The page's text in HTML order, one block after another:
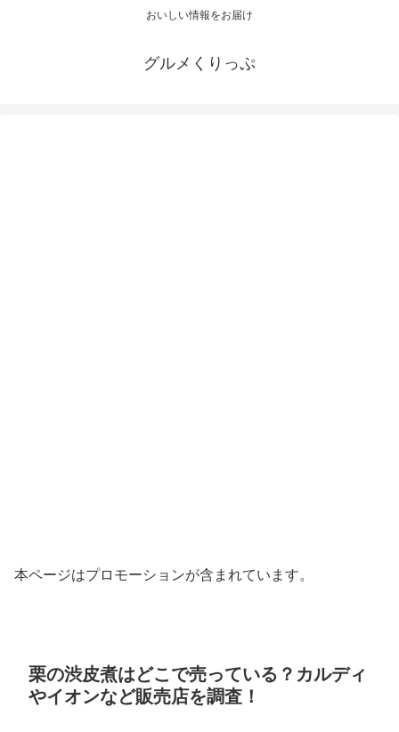
おいしい情報をお届け
グルメくりっぷ
本ページはプロモーションが含まれています。
栗の渋皮煮はどこで売っている？カルディ
やイオンなど販売店を調査！